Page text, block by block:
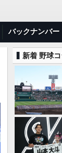
バックナンバー
新着 野球